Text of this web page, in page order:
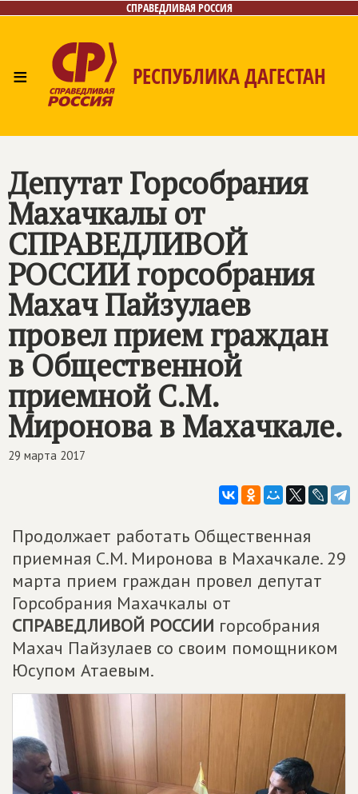
СПРАВЕДЛИВАЯ РОССИЯ
≡ РЕСПУБЛИКА ДАГЕСТАН
Депутат Горсобрания
Махачкалы от
СПРАВЕДЛИВОЙ
РОССИИгорсобрания
Махач Пайзулаев
провел прием граждан
в Общественной
приемной С.М.
Миронова в Махачкале.
29 марта 2017
Продолжает работать Общественная
приемная С.М. Миронова в Махачкале. 29
марта прием граждан провел депутат
Горсобрания Махачкалы от
СПРАВЕДЛИВОЙ РОССИИ горсобрания
Махач Пайзулаев со своим помощником
Юсупом Атаевым.